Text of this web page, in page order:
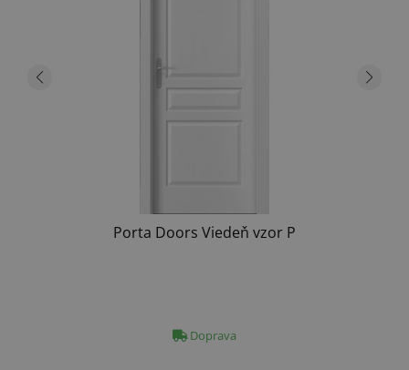
Porta Doors Viedeň vzor P
Doprava